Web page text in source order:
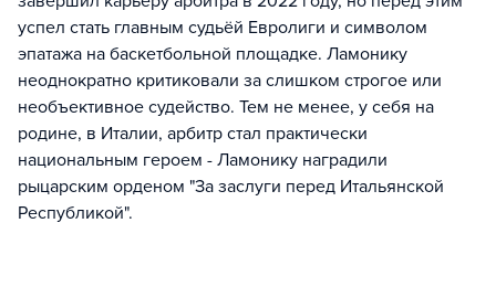
успел стать главным судьёй Евролиги и символом
эпатажа на баскетбольной площадке. Ламонику
неоднократно критиковали за слишком строгое или
необъективное судейство. Тем не менее, у себя на
родине, в Италии, арбитр стал практически
национальным героем - Ламонику наградили
рыцарским орденом "За заслуги перед Итальянской
Республикой".